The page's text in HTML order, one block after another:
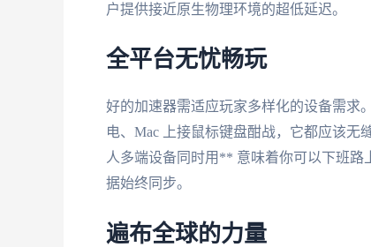
户提供接近原生物理环境的超低延迟。
全平台无忧畅玩
好的加速器需适应玩家多样化的设备需求
电、Mac 上接鼠标键盘酣战，它都应该无
人多端设备同时用** 意味着你可以下班
据始终同步。
遍布全球的力量